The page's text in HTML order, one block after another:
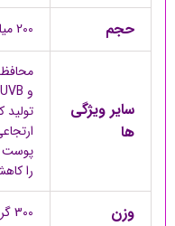
حجم 200 میلی لیتر
سایر ویژگی
ها
پوست
را
وزن 300 گرم